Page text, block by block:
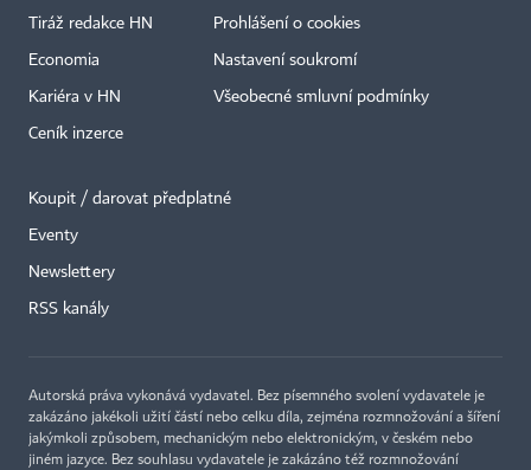
Tiráž redakce HN
Economia
Kariéra v HN
Ceník inzerce
Prohlášení o cookies
Nastavení soukromí
Všeobecné smluvní podmínky
Koupit / darovat předplatné
Eventy
Newslettery
RSS kanály
Autorská práva vykonává vydavatel. Bez písemného svolení vydavatele je
zakázáno jakékoli užití částí nebo celku díla, zejména rozmnožování a šíření
jakýmkoli způsobem, mechanickým nebo elektronickým, v českém nebo
jiném jazyce. Bez souhlasu vydavatele je zakázáno též rozmnožování